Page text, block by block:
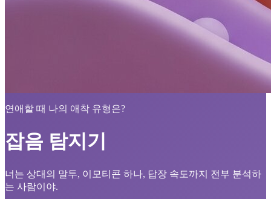
연애할 때 나의 애착 유형은?
잡음 탐지기
너는 상대의 말투, 이모티콘 하나, 답장 속도까지 전부 분석하
는 사람이야.